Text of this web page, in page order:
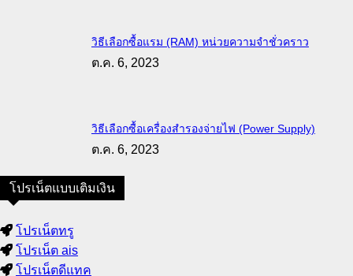
วิธีเลือกซื้อแรม (RAM) หน่วยความจำชั่วคราว
ต.ค. 6, 2023
วิธีเลือกซื้อเครื่องสำรองจ่ายไฟ (Power Supply)
ต.ค. 6, 2023
โปรเน็ตแบบเติมเงิน
โปรเน็ตทรู
โปรเน็ต ais
โปรเน็ตดีแทค